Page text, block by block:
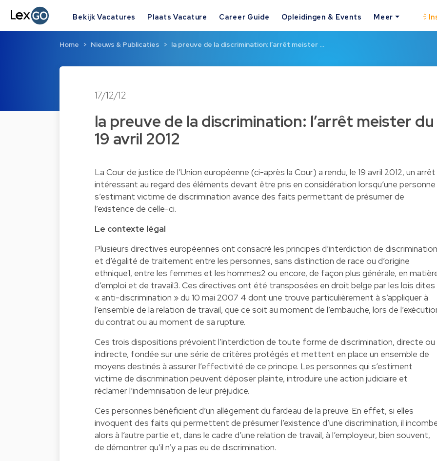
Bekijk Vacatures Plaats Vacature Career Guide Opleidingen & Events Meer
Home Nieuws & Publicaties la preuve de la discrimination: l’arrêt meister …
17/12/12
la preuve de la discrimination: l’arrêt meister du
19 avril 2012
La Cour de justice de l’Union européenne (ci-après la Cour) a rendu, le 19 avril 2012, un arrêt
intéressant au regard des éléments devant être pris en considération lorsqu’une personne
s’estimant victime de discrimination avance des faits permettant de présumer de
l’existence de celle-ci.
Le contexte légal
Plusieurs directives européennes ont consacré les principes d’interdiction de discrimination
et d’égalité de traitement entre les personnes, sans distinction de race ou d’origine
ethnique1, entre les femmes et les hommes2 ou encore, de façon plus générale, en
d’emploi et de travail3. Ces directives ont été transposées en droit belge par les lois dites
« anti-discrimination » du 10 mai 2007 4 dont une trouve particulièrement à s’appliquer à
l’ensemble de la relation de travail, que ce soit au moment de l’embauche, lors de
du contrat ou au moment de sa rupture.
Ces trois dispositions prévoient l’interdiction de toute forme de discrimination, directe ou
indirecte, fondée sur une série de critères protégés et mettent en place un ensemble de
moyens destinés à assurer l’effectivité de ce principe. Les personnes qui s’estiment
victime de discrimination peuvent déposer plainte, introduire une action judiciaire et
réclamer l’indemnisation de leur préjudice.
Ces personnes bénéficient d’un allègement du fardeau de la preuve. En effet, si elles
invoquent des faits qui permettent de présumer l’existence d’une discrimination, il
alors à l’autre partie et, dans le cadre d’une relation de travail, à l’employeur, bien souvent,
de démontrer qu’il n’y a pas eu de discrimination.